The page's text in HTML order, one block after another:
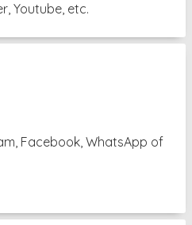
Youtube, etc.
Facebook, WhatsApp of